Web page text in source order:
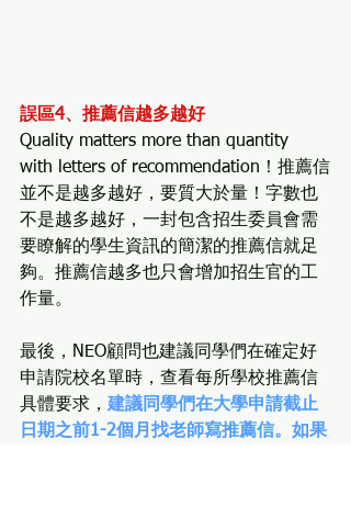
誤區4、推薦信越多越好
Quality matters more than quantity
with letters of recommendation！推薦信
並不是越多越好，要質大於量！字數也
不是越多越好，一封包含招生委員會需
要瞭解的學生資訊的簡潔的推薦信就足
夠。推薦信越多也只會增加招生官的工
作量。
最後，NEO顧問也建議同學們在確定好
申請院校名單時，查看每所學校推薦信
具體要求， 建議同學們在大學申請截止
日期之前1-2個月找老師寫推薦信。如果